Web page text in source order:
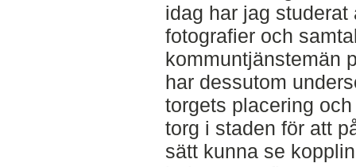
idag har jag studerat
fotografier och
kommuntjänstemän
har dessutom
torgets placering
torg i staden för att
sätt kunna se